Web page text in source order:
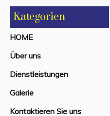
Kategorien
HOME
Über uns
Dienstleistungen
Galerie
Kontaktieren Sie uns